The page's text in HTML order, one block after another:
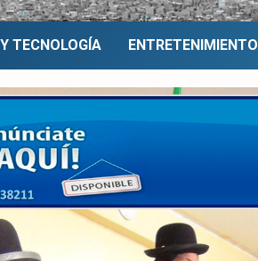
TECNOLOGÍA ENTRETENIMIENTO